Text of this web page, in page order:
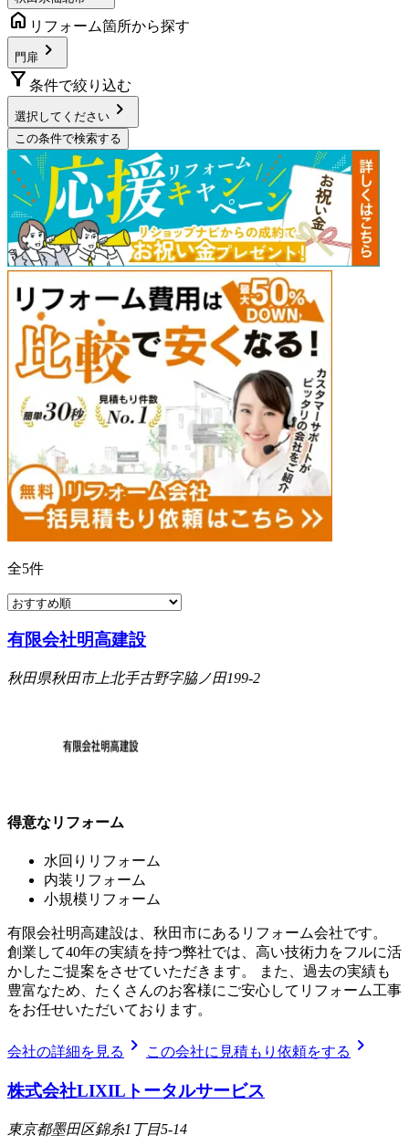
home リフォーム箇所から探す
門扉 chevron_right
filter_alt 条件で絞り込む
選択してください chevron_right
この条件で検索する
全5件
有限会社明高建設
秋田県秋田市上北手古野字脇ノ田199-2
得意なリフォーム
水回りリフォーム
内装リフォーム
小規模リフォーム
有限会社明高建設は、秋田市にあるリフォーム会社です。
創業して40年の実績を持つ弊社では、高い技術力をフルに活
かしたご提案をさせていただきます。 また、過去の実績も
豊富なため、たくさんのお客様にご安心してリフォーム工事
をお任せいただいております。
会社の詳細を見る chevron_right この会社に見積もり依頼をする chevron_right
株式会社LIXILトータルサービス
東京都墨田区錦糸1丁目5-14